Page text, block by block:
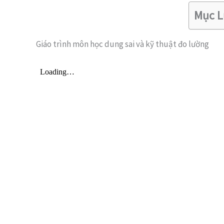
Mục
Giáo trình môn học dung sai và kỹ thuật đo lường